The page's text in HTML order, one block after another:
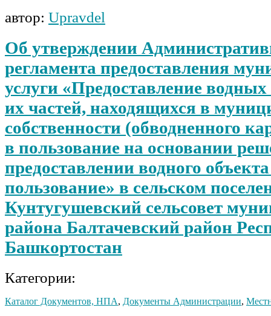
автор: Upravdel
Об утверждении
регламента предоставления
услуги «Предоставление
их частей, находящихся в
собственности (обводненного
в пользование на основании
предоставлении водного
пользование» в сельском
Кунтугушевский сельсовет
района Балтачевский район
Башкортостан
Категории:
Каталог Документов, НПА, Документы Администрации,